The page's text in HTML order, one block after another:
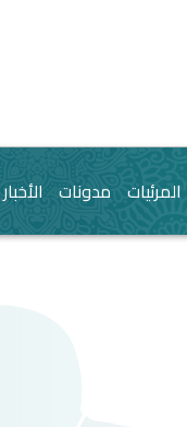
المرئيات مدونات الأخبار